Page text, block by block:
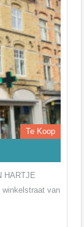
Te Koop
HARTJE
van